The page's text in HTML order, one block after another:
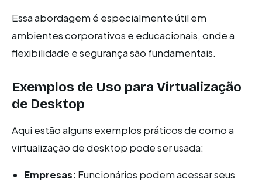
Essa abordagem é especialmente útil em
ambientes corporativos e educacionais, onde a
flexibilidade e segurança são fundamentais.
Exemplos de Uso para Virtualização
de Desktop
Aqui estão alguns exemplos práticos de como a
virtualização de desktop pode ser usada:
Empresas: Funcionários podem acessar seus